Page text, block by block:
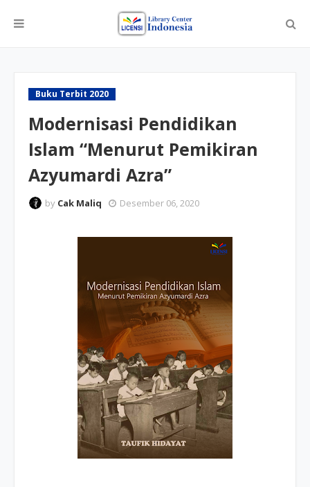
Buku Terbit 2020
Modernisasi Pendidikan
Islam “Menurut Pemikiran
Azyumardi Azra”
by Cak Maliq Desember 06, 2020